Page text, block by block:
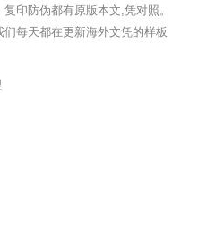
印防伪都有原版本文,凭对照。
每天都在更新海外文凭的样板